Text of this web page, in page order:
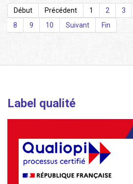
Début
Précédent 1 2 3
8
9 10 Suivant Fin
Label qualité